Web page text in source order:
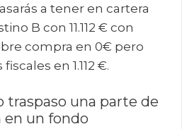
a tener en cartera
B con 11.112 € con
compra en 0€ pero
en 1.112 €.
traspaso una parte de
un fondo